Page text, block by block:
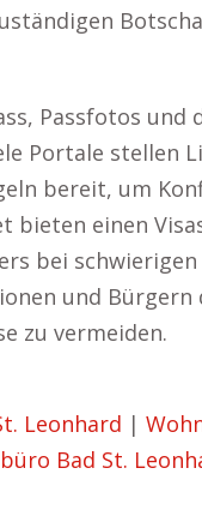
Passfotos und
Portale stellen
bereit, um
bieten einen
bei schwierigen
und Bürgern
zu vermeiden.
Leonhard |
Bad St.